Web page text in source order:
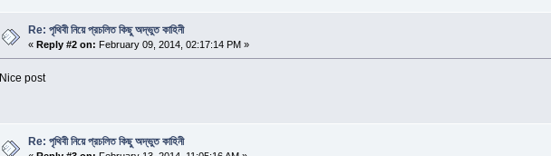
Re: পৃথিবী নিয়ে প্রচলিত কিছু অদ্ভুত কাহিনী
«Reply #2 on: February 09, 2014, 02:17:14 PM »
Nice post
Re: পৃথিবী নিয়ে প্রচলিত কিছু অদ্ভুত কাহিনী